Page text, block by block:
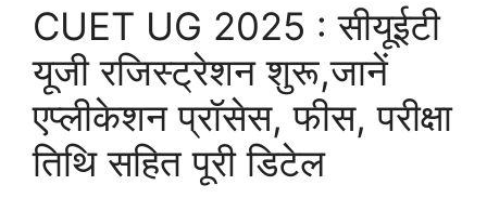
CUET UG 2025 : सीयूईटी
यूजी रजिस्ट्रेशन शुरू,जानें
एप्लीकेशन प्रॉसेस, फीस, परीक्षा
तिथि सहित पूरी डिटेल